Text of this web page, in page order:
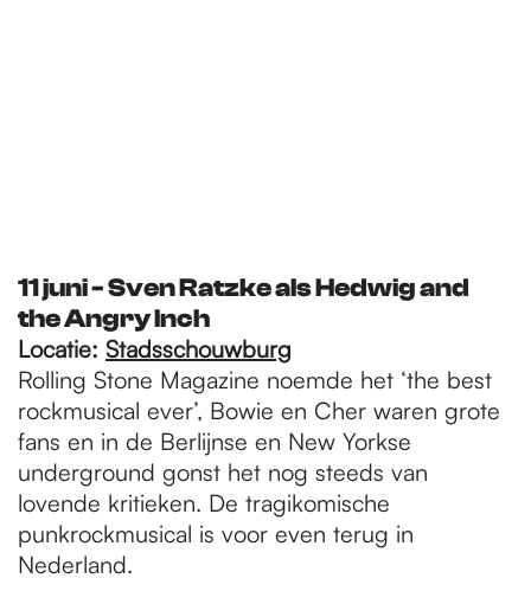
11 juni - Sven Ratzke als Hedwig and
the Angry Inch
Locatie: Stadsschouwburg
Rolling Stone Magazine noemde het ‘the best
rockmusical ever’, Bowie en Cher waren grote
fans en in de Berlijnse en New Yorkse
underground gonst het nog steeds van
lovende kritieken. De tragikomische
punkrockmusical is voor even terug in
Nederland.